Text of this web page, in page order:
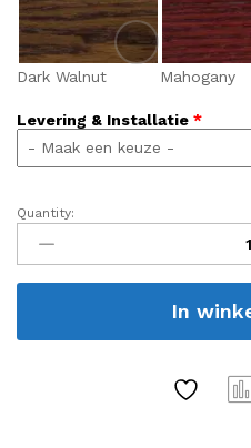
Dark Walnut Mahogany
*
Levering & Installatie
Classic
Carambole
(Vintage
serie)
Quantity:
In